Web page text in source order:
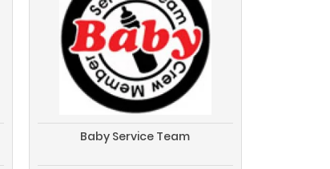
Baby Service Team